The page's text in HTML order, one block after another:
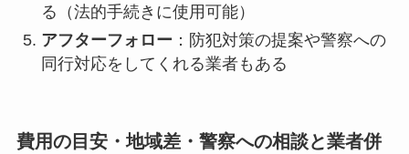
る（法的手続きに使用可能）
アフターフォロー ：防犯対策の提案や警察への
同行対応をしてくれる業者もある
費用の目安・地域差・警察への相談と業者併